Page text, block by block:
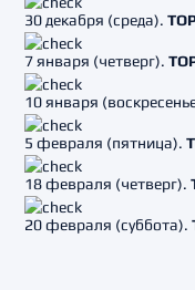
30 декабря (среда).
7 января (четверг).
10 января
5 февраля (пятница).
18 февраля (четверг).
20 февраля (суббота).